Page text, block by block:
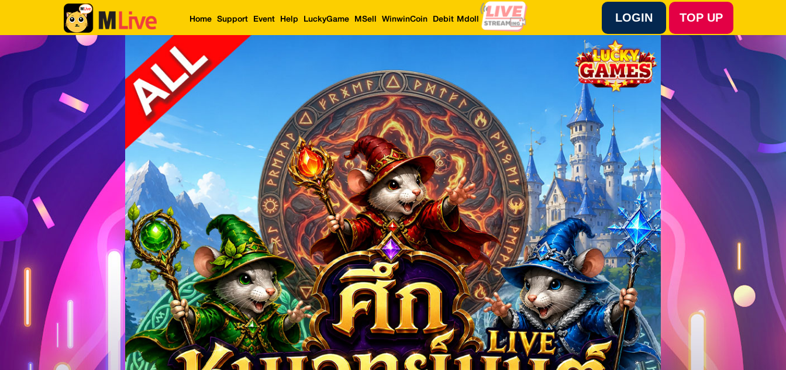
Home
LuckyGame
WinwinCoin
Mdoll
Help
Support
Language
Log in
Top up
Home Support Event Help LuckyGame MSell WinwinCoin Debit Mdoll TOP UP
LOGIN
Language :